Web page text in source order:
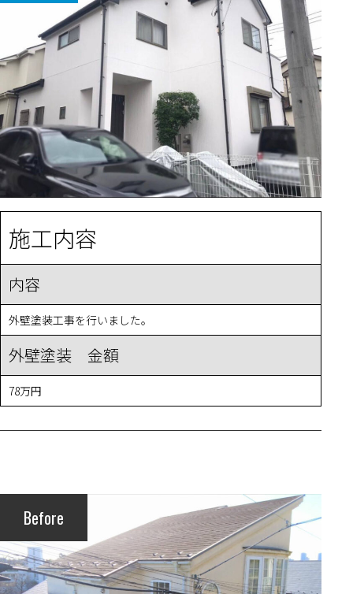
施工内容
内容
外壁塗装工事を行いました。
外壁塗装 金額
78万円
Before